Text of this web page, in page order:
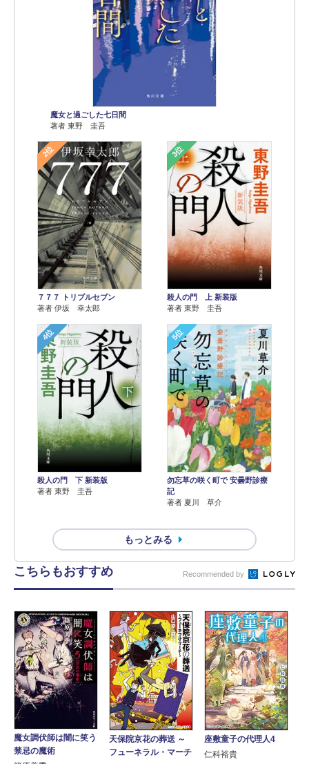
魔女と過ごした七日間
著者 東野 圭吾
2位
７７７ トリプルセブン
著者 伊坂 幸太郎
3位
殺人の門 上 新装版
著者 東野 圭吾
4位
殺人の門 下 新装版
著者 東野 圭吾
5位
勿忘草の咲く町で 安曇野診療
記
著者 夏川 草介
もっとみる
こちらもおすすめ Recommended by
魔女調伏師は闇に笑う
禁忌の魔術
天保院京花の葬送 ～
フューネラル・マーチ
座敷童子の代理人4
仁科裕貴